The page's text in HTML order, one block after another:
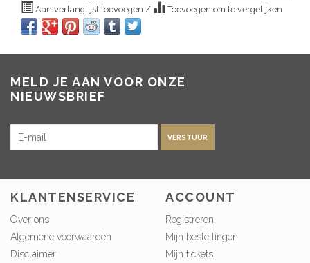
Aan verlanglijst toevoegen / Toevoegen om te vergelijken
MELD JE AAN VOOR ONZE
NIEUWSBRIEF
VERSTUUR
KLANTENSERVICE
Over ons
Algemene voorwaarden
Disclaimer
ACCOUNT
Registreren
Mijn bestellingen
Mijn tickets